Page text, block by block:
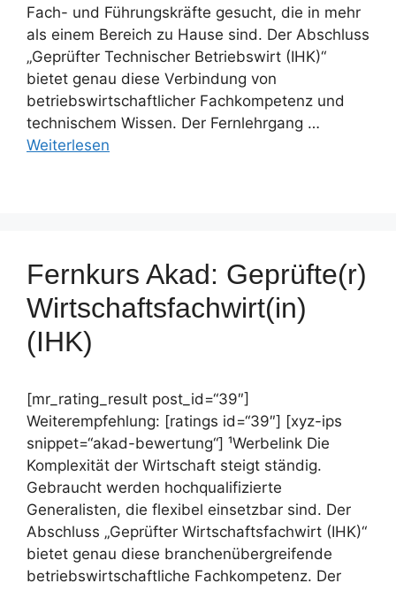
Fach- und Führungskräfte gesucht, die in mehr
als einem Bereich zu Hause sind. Der Abschluss
„Geprüfter Technischer Betriebswirt (IHK)“
bietet genau diese Verbindung von
betriebswirtschaftlicher Fachkompetenz und
technischem Wissen. Der Fernlehrgang …
Weiterlesen
Fernkurs Akad: Geprüfte(r)
Wirtschaftsfachwirt(in)
(IHK)
[mr_rating_result post_id=“39″]
Weiterempfehlung: [ratings id=“39″] [xyz-ips
snippet=“akad-bewertung“] ¹Werbelink Die
Komplexität der Wirtschaft steigt ständig.
Gebraucht werden hochqualifizierte
Generalisten, die flexibel einsetzbar sind. Der
Abschluss „Geprüfter Wirtschaftsfachwirt (IHK)“
bietet genau diese branchenübergreifende
betriebswirtschaftliche Fachkompetenz. Der